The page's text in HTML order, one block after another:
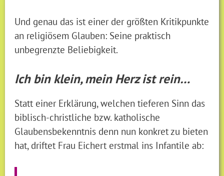
Und genau das ist einer der größten Kritikpunkte
an religiösem Glauben: Seine praktisch
unbegrenzte Beliebigkeit.
Ich bin klein, mein Herz ist rein…
Statt einer Erklärung, welchen tieferen Sinn das
biblisch-christliche bzw. katholische
Glaubensbekenntnis denn nun konkret zu bieten
hat, driftet Frau Eichert erstmal ins Infantile ab: